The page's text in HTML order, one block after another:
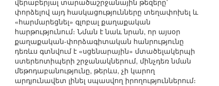
վերաբերյալ տարածաշրջանային թեզերը՝
փորձելով այդ հասկացությունները տեղափոխել և
«հարմարեցնել» գլոբալ քաղաքական
հարթությունում։ Նման է նաև նրան, որ այսօր
քաղաքական-փորձագիտական հանրությունը
դեռևս գտնվում է «սցենարային» մտածելակերպի
ստերեոտիպերի շրջանակներում, մինչդեռ նման
մեթոդաբանությունը, թերևս, չի կարող
արդյունավետ լինել սպասվող իրողություններում։